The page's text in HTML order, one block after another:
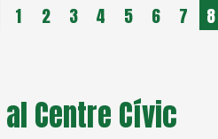
1 2 3 4 5 6 7 8
Centre Cívic